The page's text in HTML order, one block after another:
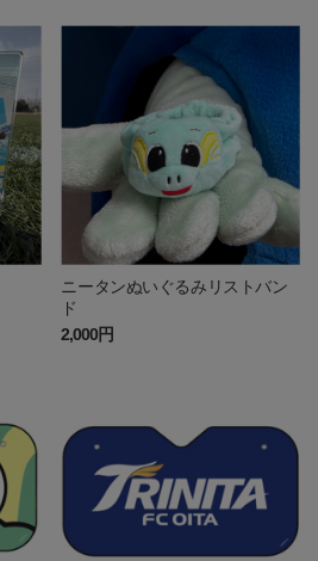
ニータンぬいぐるみリストバン
ド
2,000円